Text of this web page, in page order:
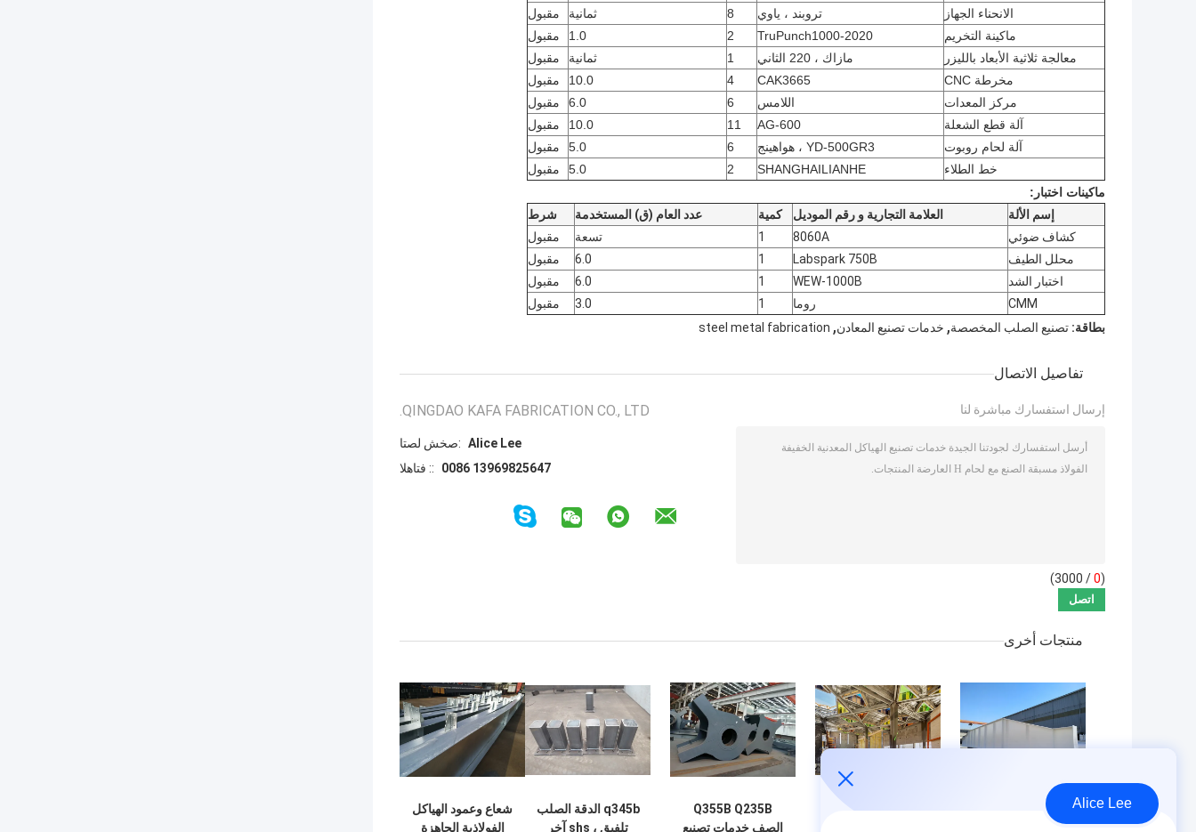
الانحناء الجهاز
تروبند ، ياوي 8 ثمانية
مقبول
ماكينة التخريم
TruPunch1000-2020
2
1.0
مقبول
معالجة ثلاثية الأبعاد بالليزر
مازاك ، 220 الثاني 1 ثمانية
مقبول
مخرطة CNC
CAK3665
4
10.0
مقبول
مركز المعدات
اللامس 6
6.0
مقبول
آلة قطع الشعلة
AG-600
11
10.0
مقبول
آلة لحام روبوت
YD-500GR3 ، هواهينج 6
5.0
مقبول
خط الطلاء
SHANGHAILIANHE
2
5.0
مقبول
ماكينات اختبار:
إسم الألة
العلامة التجارية و رقم الموديل كمية عدد العام (ق) المستخدمة
شرط
كشاف ضوئي
8060A
1 تسعة
مقبول
محلل الطيف
Labspark 750B
1
6.0
مقبول
اختبار الشد
WEW-1000B
1
6.0
مقبول
CMM
روما 1
3.0
مقبول
بطاقة: تصنيع الصلب المخصصة, خدمات تصنيع المعادن,
steel metal fabrication
تفاصيل الاتصال
QINGDAO KAFA FABRICATION CO., LTD.
اتصل شخص: Alice Lee
الهاتف ::
0086 13969825647
إرسال استفسارك مباشرة لنا
(
0
/ 3000)
منتجات أخرى
خدمة تصنيع المعادن
الدقيقة مع الجلفنة
خدمة توريد تصنيع
Q355B Q235B
الصف خدمات تصنيع
q345b الدقة الصلب
تلفيق ، shs آخر
شعاع وعمود الهياكل
الفولاذية الجاهزة
Alice Lee